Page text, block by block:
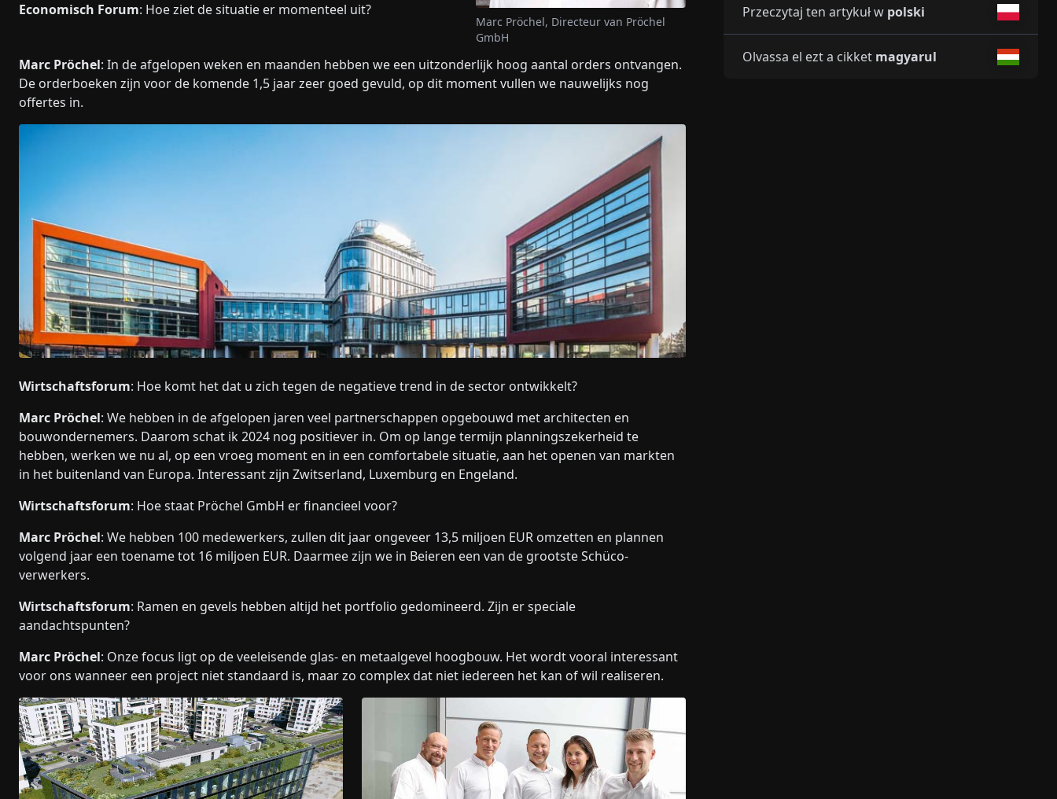
Economisch Forum: Hoe ziet de situatie er momenteel uit?
Marc Pröchel, Directeur van Pröchel
GmbH
Marc Pröchel: In de afgelopen weken en maanden hebben we een uitzonderlijk hoog aantal orders ontvangen.
De orderboeken zijn voor de komende 1,5 jaar zeer goed gevuld, op dit moment vullen we nauwelijks nog
offertes in.
Wirtschaftsforum: Hoe komt het dat u zich tegen de negatieve trend in de sector ontwikkelt?
Marc Pröchel: We hebben in de afgelopen jaren veel partnerschappen opgebouwd met architecten en
bouwondernemers. Daarom schat ik 2024 nog positiever in. Om op lange termijn planningszekerheid te
hebben, werken we nu al, op een vroeg moment en in een comfortabele situatie, aan het openen van markten
in het buitenland van Europa. Interessant zijn Zwitserland, Luxemburg en Engeland.
Wirtschaftsforum: Hoe staat Pröchel GmbH er financieel voor?
Marc Pröchel: We hebben 100 medewerkers, zullen dit jaar ongeveer 13,5 miljoen EUR omzetten en plannen
volgend jaar een toename tot 16 miljoen EUR. Daarmee zijn we in Beieren een van de grootste Schüco-
verwerkers.
Wirtschaftsforum: Ramen en gevels hebben altijd het portfolio gedomineerd. Zijn er speciale
aandachtspunten?
Marc Pröchel: Onze focus ligt op de veeleisende glas- en metaalgevel hoogbouw. Het wordt vooral interessant
voor ons wanneer een project niet standaard is, maar zo complex dat niet iedereen het kan of wil realiseren.
Przeczytaj ten artykuł w polski
Olvassa el ezt a cikket magyarul